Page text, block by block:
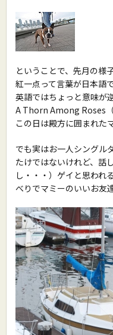
ということで、先月の様子
紅一点って言葉が日本語
英語ではちょっと意味が
A Thorn Among Roses（
この日は殿方に囲まれた
でも実はお一人シングル
たけではないけれど、話
し・・・）ゲイと思われ
べりでマミーのいいお友